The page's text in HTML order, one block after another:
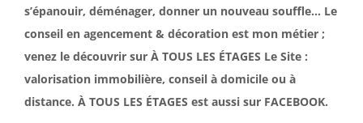
s’épanouir, déménager, donner un nouveau souffle… Le
conseil en agencement & décoration est mon métier ;
venez le découvrir sur À TOUS LES ÉTAGES Le Site :
valorisation immobilière, conseil à domicile ou à
distance. À TOUS LES ÉTAGES est aussi sur FACEBOOK.